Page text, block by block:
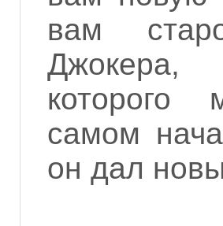
вам
Джокера,
самом
он дал